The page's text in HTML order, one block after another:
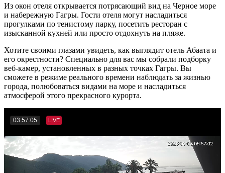
Из окон отеля открывается потрясающий вид на Черное море
и набережную Гагры. Гости отеля могут насладиться
прогулками по тенистому парку, посетить ресторан с
изысканной кухней или просто отдохнуть на пляже.
Хотите своими глазами увидеть, как выглядит отель Абаата и
его окрестности? Специально для вас мы собрали подборку
веб-камер, установленных в разных точках Гагры. Вы
сможете в режиме реального времени наблюдать за жизнью
города, полюбоваться видами на море и насладиться
атмосферой этого прекрасного курорта.